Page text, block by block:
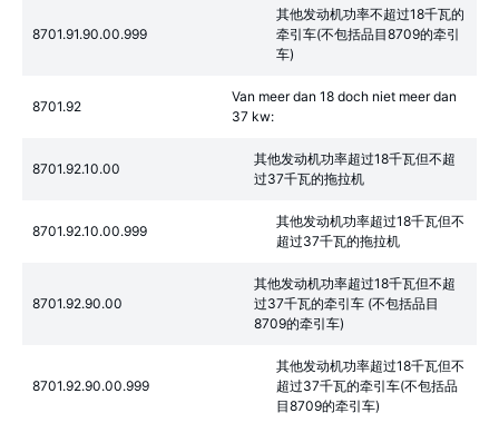
8701.91.90.00.999
其他发动机功率不超过18千瓦的
牵引车(不包括品目8709的牵引
车)
8701.92
Van meer dan 18 doch niet meer dan
37 kw:
8701.92.10.00
其他发动机功率超过18千瓦但不超
过37千瓦的拖拉机
8701.92.10.00.999
其他发动机功率超过18千瓦但不
超过37千瓦的拖拉机
8701.92.90.00
其他发动机功率超过18千瓦但不超
过37千瓦的牵引车 (不包括品目
8709的牵引车)
8701.92.90.00.999
其他发动机功率超过18千瓦但不
超过37千瓦的牵引车(不包括品
目8709的牵引车)